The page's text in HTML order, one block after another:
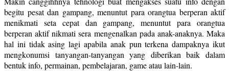
begitu pesat dan gampang, menuntut para orangtua berperan aktif
menikmati seta cepat dan gampang, menuntut para orangtua
berperan aktif nikmati sera mengenalkan pada anak-anaknya. Maka
hal ini tidak asing lagi apabila anak pun terkena dampaknya ikut
mengkonumsi tanyangan-tanyangan yang diberikan baik dalam
bentuk info, permainan, pembelajaran, game atau lain-lain.